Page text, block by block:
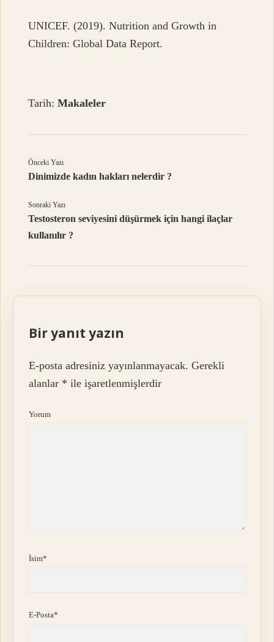
UNICEF. (2019). Nutrition and Growth in
Children: Global Data Report.
Tarih:Makaleler
Önceki Yazı
Dinimizde kadın hakları nelerdir ?
Sonraki Yazı
Testosteron seviyesini düşürmek için hangi ilaçlar
kullanılır ?
Bir yanıt yazın
E-posta adresiniz yayınlanmayacak. Gerekli
alanlar * ile işaretlenmişlerdir
Yorum
İsim*
E-Posta*